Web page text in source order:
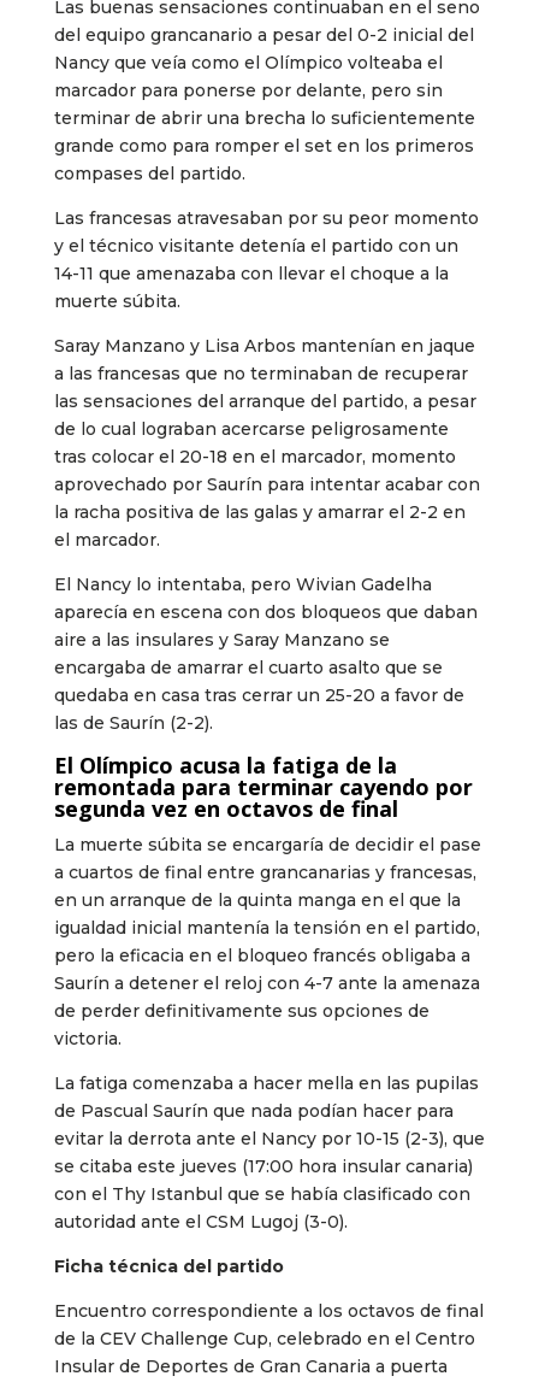
Las buenas sensaciones continuaban en el seno
del equipo grancanario a pesar del 0-2 inicial del
Nancy que veía como el Olímpico volteaba el
marcador para ponerse por delante, pero sin
terminar de abrir una brecha lo suficientemente
grande como para romper el set en los primeros
compases del partido.
Las francesas atravesaban por su peor momento
y el técnico visitante detenía el partido con un
14-11 que amenazaba con llevar el choque a la
muerte súbita.
Saray Manzano y Lisa Arbos mantenían en jaque
a las francesas que no terminaban de recuperar
las sensaciones del arranque del partido, a pesar
de lo cual lograban acercarse peligrosamente
tras colocar el 20-18 en el marcador, momento
aprovechado por Saurín para intentar acabar con
la racha positiva de las galas y amarrar el 2-2 en
el marcador.
El Nancy lo intentaba, pero Wivian Gadelha
aparecía en escena con dos bloqueos que daban
aire a las insulares y Saray Manzano se
encargaba de amarrar el cuarto asalto que se
quedaba en casa tras cerrar un 25-20 a favor de
las de Saurín (2-2).
El Olímpico acusa la fatiga de la
remontada para terminar cayendo por
segunda vez en octavos de final
La muerte súbita se encargaría de decidir el pase
a cuartos de final entre grancanarias y francesas,
en un arranque de la quinta manga en el que la
igualdad inicial mantenía la tensión en el partido,
pero la eficacia en el bloqueo francés obligaba a
Saurín a detener el reloj con 4-7 ante la amenaza
de perder definitivamente sus opciones de
victoria.
La fatiga comenzaba a hacer mella en las pupilas
de Pascual Saurín que nada podían hacer para
evitar la derrota ante el Nancy por 10-15 (2-3), que
se citaba este jueves (17:00 hora insular canaria)
con el Thy Istanbul que se había clasificado con
autoridad ante el CSM Lugoj (3-0).
Ficha técnica del partido
Encuentro correspondiente a los octavos de final
de la CEV Challenge Cup, celebrado en el Centro
Insular de Deportes de Gran Canaria a puerta